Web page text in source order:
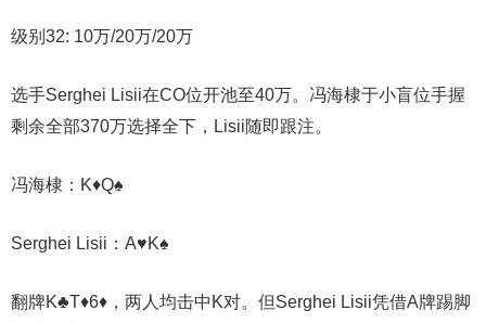
级别32: 10万/20万/20万
选手Serghei Lisii在CO位开池至40万。冯海棣于小盲位手握
剩余全部370万选择全下，Lisii随即跟注。
冯海棣：K♦Q♠
Serghei Lisii：A♥K♠
翻牌K♣T♦6♦，两人均击中K对。但Serghei Lisii凭借A牌踢脚